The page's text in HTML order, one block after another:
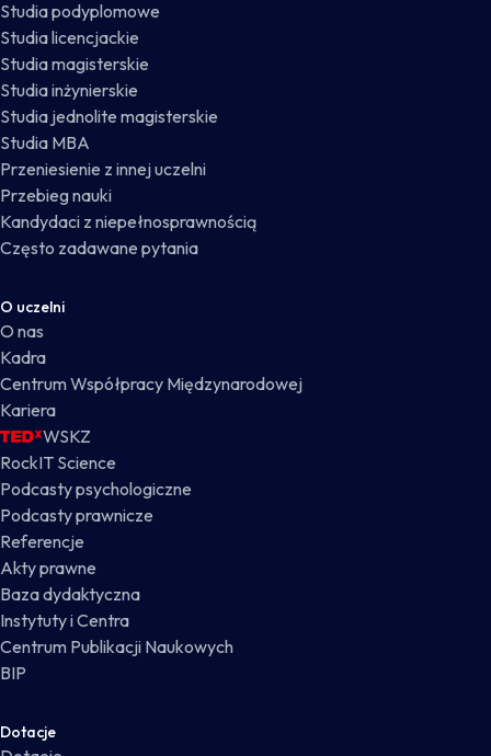
Studia podyplomowe
Studia licencjackie
Studia magisterskie
Studia inżynierskie
Studia jednolite magisterskie
Studia MBA
Przeniesienie z innej uczelni
Przebieg nauki
Kandydaci z niepełnosprawnością
Często zadawane pytania
O uczelni
O nas
Kadra
Centrum Współpracy Międzynarodowej
Kariera
WSKZ
RockIT Science
Podcasty psychologiczne
Podcasty prawnicze
Referencje
Akty prawne
Baza dydaktyczna
Instytuty i Centra
Centrum Publikacji Naukowych
BIP
Dotacje